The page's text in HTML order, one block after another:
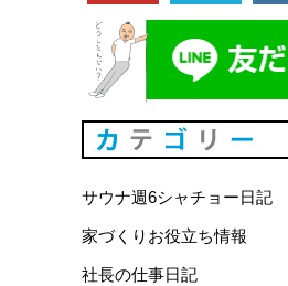
サウナ週6シャチョー日記
家づくりお役立ち情報
社長の仕事日記